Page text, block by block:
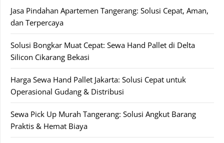
Jasa Pindahan Apartemen Tangerang: Solusi Cepat, Aman,
dan Terpercaya
Solusi Bongkar Muat Cepat: Sewa Hand Pallet di Delta
Silicon Cikarang Bekasi
Harga Sewa Hand Pallet Jakarta: Solusi Cepat untuk
Operasional Gudang & Distribusi
Sewa Pick Up Murah Tangerang: Solusi Angkut Barang
Praktis & Hemat Biaya